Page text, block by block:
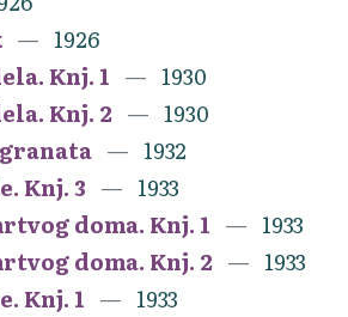
1926
Knj. 1
1930
Knj. 2
1930
1932
Knj. 3
1933
doma. Knj. 1
1933
doma. Knj. 2
1933
Knj. 1
1933